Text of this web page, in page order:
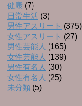
健康 (7)
日常生活 (3)
男性アスリート (375)
女性アスリート (27)
男性芸能人 (165)
女性芸能人 (139)
男性有名人 (30)
女性有名人 (25)
未分類 (5)